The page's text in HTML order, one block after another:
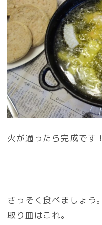
火が通ったら完成です
さっそく食べましょう。
取り皿はこれ。